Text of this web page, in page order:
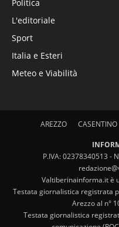
Politica
L'editoriale
Sport
Italia e Esteri
Meteo e Viabilità
AREZZO CASENTINO
P.IVA: 02378340513 -
Valtiberinainforma.it è
Testata giornalistica registrata
Arezzo al n°
Testata giornalistica